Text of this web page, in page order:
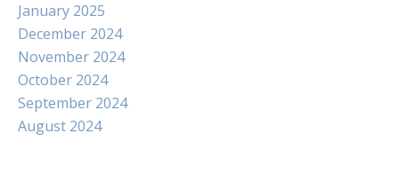
January 2025
December 2024
November 2024
October 2024
September 2024
August 2024